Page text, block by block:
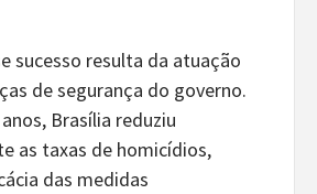
sucesso resulta da atuação
de segurança do governo.
Brasília reduziu
as taxas de homicídios,
das medidas